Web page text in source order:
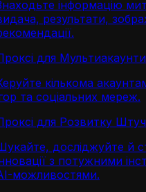
інформацію
результати,
для
кількома
та соціальних мереж.
для Розвитку
досліджуйте й
з потужними
можливостями.